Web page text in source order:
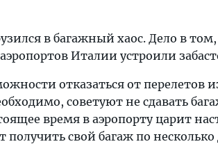
в багажный хаос. Дело в том,
Италии устроили
отказаться от перелетов
советуют не сдавать
время в аэропорту царит
свой багаж по